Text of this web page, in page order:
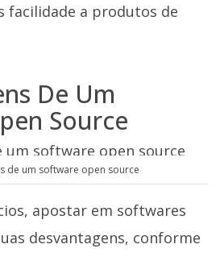
facilidade a produtos de
De Um
Source
de um software open source
apostar em softwares
desvantagens, conforme